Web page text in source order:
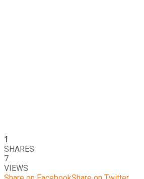
1
SHARES
7
VIEWS